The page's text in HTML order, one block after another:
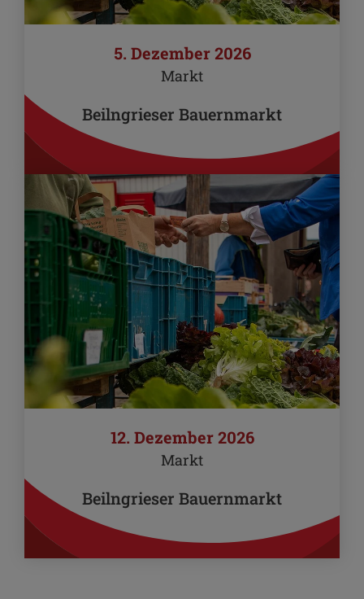
5. Dezember 2026
Markt
Beilngrieser Bauernmarkt
12. Dezember 2026
Markt
Beilngrieser Bauernmarkt